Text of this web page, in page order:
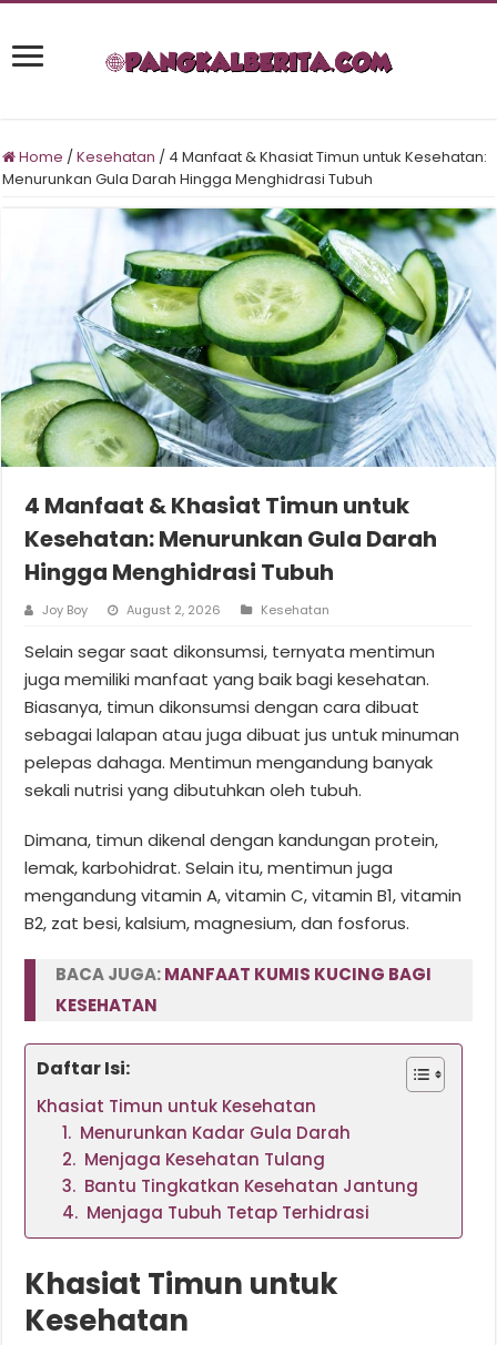
Home /Kesehatan / 4 Manfaat & Khasiat Timun untuk Kesehatan:
Menurunkan Gula Darah Hingga Menghidrasi Tubuh
4 Manfaat & Khasiat Timun untuk
Kesehatan: Menurunkan Gula Darah
Hingga Menghidrasi Tubuh
Joy Boy August 2, 2026 Kesehatan
Selain segar saat dikonsumsi, ternyata mentimun
juga memiliki manfaat yang baik bagi kesehatan.
Biasanya, timun dikonsumsi dengan cara dibuat
sebagai lalapan atau juga dibuat jus untuk minuman
pelepas dahaga. Mentimun mengandung banyak
sekali nutrisi yang dibutuhkan oleh tubuh.
Dimana, timun dikenal dengan kandungan protein,
lemak, karbohidrat. Selain itu, mentimun juga
mengandung vitamin A, vitamin C, vitamin B1, vitamin
B2, zat besi, kalsium, magnesium, dan fosforus.
BACA JUGA:MANFAAT KUMIS KUCING BAGI
KESEHATAN
Daftar Isi:
Khasiat Timun untuk Kesehatan
1. Menurunkan Kadar Gula Darah
2. Menjaga Kesehatan Tulang
3. Bantu Tingkatkan Kesehatan Jantung
4. Menjaga Tubuh Tetap Terhidrasi
Khasiat Timun untuk
Kesehatan